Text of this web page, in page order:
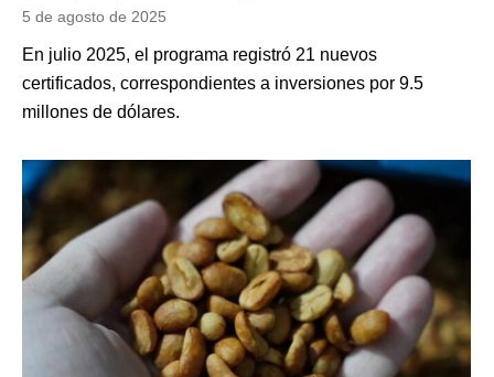
5 de agosto de 2025
En julio 2025, el programa registró 21 nuevos
certificados, correspondientes a inversiones por 9.5
millones de dólares.